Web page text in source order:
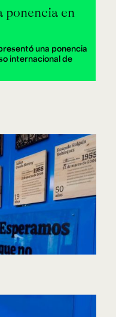
ponencia en
una ponencia
internacional de